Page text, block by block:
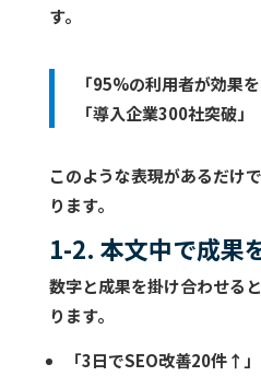
す。
「95%の利用者が効果を
「導入企業300社突破」
このような表現があるだけ
ります。
1-2. 本文中で成果
数字と成果を掛け合わせる
ります。
「3日でSEO改善20件↑」